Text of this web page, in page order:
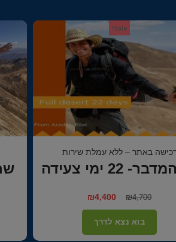
Sale!
באתר – ללא עמלת שירות
לאילת 13-17/12
₪
₪